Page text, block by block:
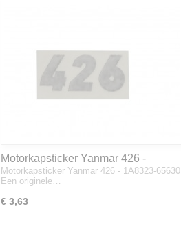
Motorkapsticker Yanmar 426 -
1A8323-65630
Motorkapsticker Yanmar 426 - 1A8323-65630
Een originele…
€ 3,63